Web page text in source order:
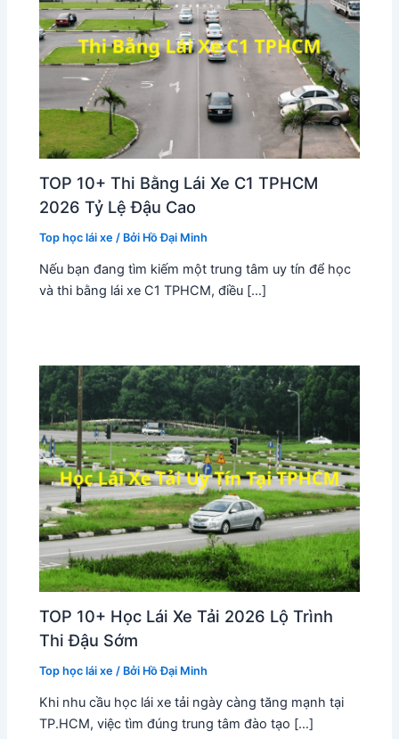
TOP 10+ Thi Bằng Lái Xe C1 TPHCM
2026 Tỷ Lệ Đậu Cao
Top học lái xe / Bởi Hồ Đại Minh
Nếu bạn đang tìm kiếm một trung tâm uy tín để học
và thi bằng lái xe C1 TPHCM, điều […]
TOP 10+ Học Lái Xe Tải 2026 Lộ Trình
Thi Đậu Sớm
Top học lái xe / Bởi Hồ Đại Minh
Khi nhu cầu học lái xe tải ngày càng tăng mạnh tại
TP.HCM, việc tìm đúng trung tâm đào tạo […]